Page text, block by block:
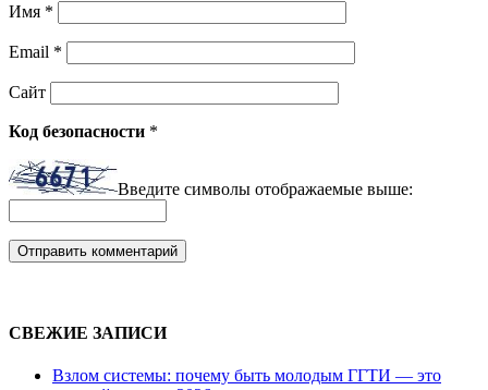
Имя *
Email *
Сайт
Код безопасности *
Введите символы отображаемые выше:
СВЕЖИЕ ЗАПИСИ
Взлом системы: почему быть молодым ГГТИ — это